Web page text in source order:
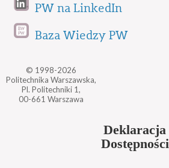
PW na LinkedIn
Baza Wiedzy PW
© 1998-2026
Politechnika Warszawska,
Pl. Politechniki 1,
00-661 Warszawa
Deklaracja
Dostępności